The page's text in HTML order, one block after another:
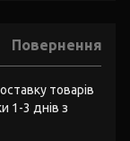
Повернення
товарів
1-3 днів з